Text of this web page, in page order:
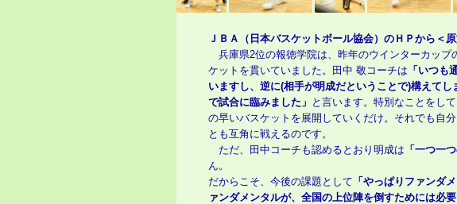
ＪＢＡ（日本バスケットボール協会）のＨＰから＜
兵庫県2位の報徳学院は、昨年のウインターカップ
ケットを貫いていました。田中 敬コーチは 「いつも
いますし、逆に(相手が明成だということで)構えて
で試合に臨みました」 と言います。特別なことをし
の早いバスケットを展開していくだけ。それでも自
とも互角に戦えるのです。
ただ、田中コーチも認めるとおり明成は 「一つ一
ん。
だからこそ、今後の課題として 「やっぱりファンダ
ァンダメンタルが、全国の上位陣を倒すためには必